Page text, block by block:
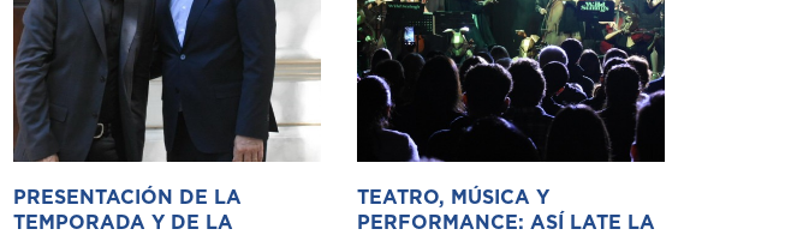
PRESENTACIÓN DE LA
TEMPORADA Y DE LA
TEATRO, MÚSICA Y
PERFORMANCE: ASÍ LATE LA